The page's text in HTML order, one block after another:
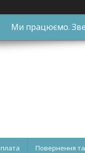
Ми працюємо.
Повернення